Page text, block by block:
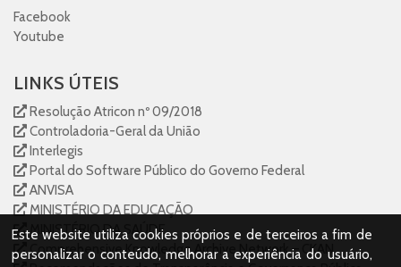
Facebook
Youtube
LINKS ÚTEIS
Resolução Atricon nº 09/2018
Controladoria-Geral da União
Interlegis
Portal do Software Público do Governo Federal
ANVISA
MINISTÉRIO DA EDUCAÇÃO
MINISTÉRIO DA SAÚDE
Comprehensive Knowledge Archive Network – CKAN
Este website utiliza cookies próprios e de terceiros a fim de
personalizar o conteúdo, melhorar a experiência do usuário,